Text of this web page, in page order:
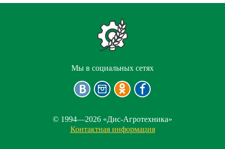
Мы в социальных сетях
© 1994—2026 «Дис-Агротехника»
Контактная информация